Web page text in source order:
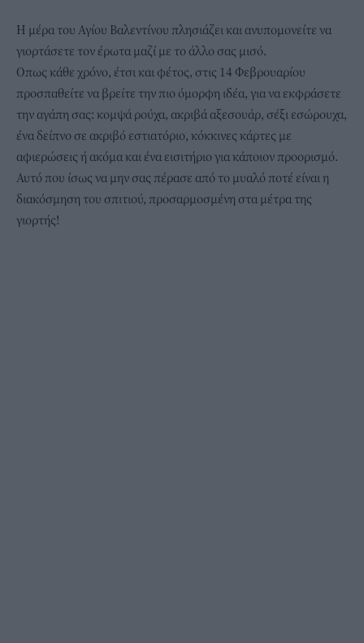
Η μέρα του Αγίου Βαλεντίνου πλησιάζει και ανυπομονείτε να
γιορτάσετε τον έρωτα μαζί με το άλλο σας μισό.
Οπως κάθε χρόνο, έτσι και φέτος, στις 14 Φεβρουαρίου
προσπαθείτε να βρείτε την πιο όμορφη ιδέα, για να εκφράσετε
την αγάπη σας: κομψά ρούχα, ακριβά αξεσουάρ, σέξι εσώρουχα,
ένα δείπνο σε ακριβό εστιατόριο, κόκκινες κάρτες με
αφιερώσεις ή ακόμα και ένα εισιτήριο για κάποιον προορισμό.
Αυτό που ίσως να μην σας πέρασε από το μυαλό ποτέ είναι η
διακόσμηση του σπιτιού, προσαρμοσμένη στα μέτρα της
γιορτής!